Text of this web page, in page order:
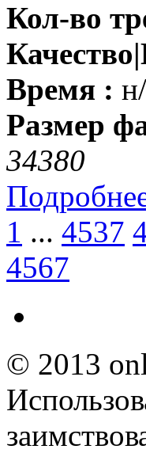
Кол-во
Время :
Размер
34380
1 ... 4537
4567
© 2013